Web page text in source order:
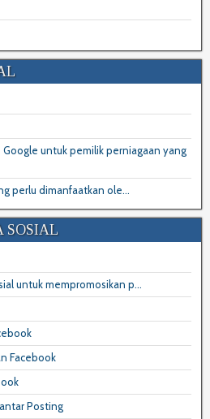
untuk pemilik perniagaan yang
perlu dimanfaatkan ole...
SOSIAL
untuk mempromosikan p...
Facebook
Posting